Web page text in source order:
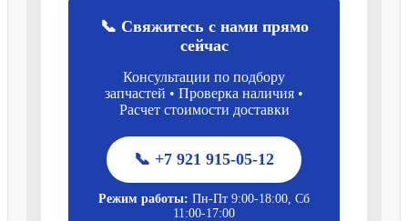
📞 Свяжитесь с нами прямо
сейчас
Консультации по подбору
запчастей • Проверка наличия •
Расчет стоимости доставки
📞 +7 921 915-05-12
Режим работы: Пн-Пт 9:00-18:00, Сб
11:00-17:00